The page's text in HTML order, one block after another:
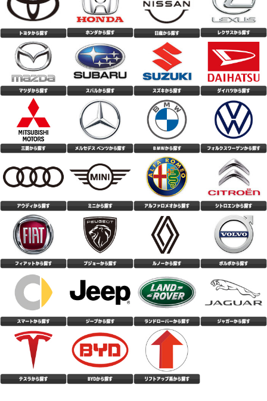
(4.00点)
shu*******さん
MINERVA F205 195/45R17.Z 85W XL
中古車購入時に装着されていたタイヤがパンクによるサイドウォールの破損
で泣く泣く4本交換。 口コミの良いミネルバを購入して履いた所、コスパ良
すぎでは！？と感動するくらい良かったです。 まだ交換して2週間程なので
評価はオール4にしておきました。 これはお勧めですよ。
(5.00点)tak*******さん
CEAT EcoDrive 185/65R15 92T XL
対応が早くて良かった
(4.33点)パナマニさん
CEAT SecuraDrive 215/55R18 99V XL
トータルバランスとコスパに優れたコンフォートタイヤ。 キビキビとした
敏捷性はないものの、しっとりとした走行感で疲れにくく反応が曖昧過ぎる
こともない。 ドライの高速コーナーでは路面に吸い付く様にグリップし不
安感無し。 外部からの入力をパンと跳ね返すというよりも、マイルドにい
なす方向の性格に感じる。 標準的な静粛性は確保されており、トンネル内
でも変なパターンノイズなし。オーディオも普通に視聴可能。 デミング大
賞受賞の底力を感じる。 低価格と認知度の低さから不安に感じるユーザー
もいると思うが、どうか安心して購入して試して欲しい逸品。
(4.10点)gua*******さん
MOMO M-300 225/50R18 99Y XL
購入後、約２週間が、経過しましたが、 静粛性については、以前履いてい
た、 Michelinプライマシー４より、静かに感じます。 今迄、Michelinしか
履いたことがないので、一番 静かなタイヤは、Michelinと思っていました
が、 それを上回る静粛性が、この値段で買える事に、 びっくりしておりま
す。 乗り心地に関しては、若干、跳ねる感じはありますが、 気になるほど
の事でもないです。 燃費性能に関しては、若干落ちた感じもありますが、
夏場ということもあり、エアコンの関係もあるかも しれません。 高速性の
に関しては、高速道路を、利用していない為、 評価していません 想像して
いた、性能以上のポテンシャルです。
(4.86点)
hid*******さん
NANKANG NS-20 195/50R16 88V XL
前回はKUMHOのタイヤだったのですが、タイヤこうか交換してみて安定感
や静粛性などとても良かったです。 価格も安くコスパは最高だと思いま
す。
(5.00点)ken*******さん
MAXTREK MAXIMUS M2 205/60R16 92V
値段の割には、良いタイヤだと思います。 思った以上に静粛性は高いと思
います。 ウェット性能に関しては、5.0点としていますが、正直まだ大雨に
は当たっていない為分かりません笑
(4.36点)ぷくたんさん
MINERVA 209 165/55R15 75H
以前はナンカンタイヤを使用していたが、値段高騰によりこのタイヤにしま